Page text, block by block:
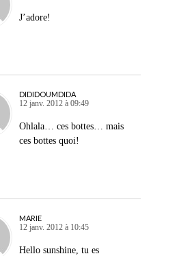
J’adore!
DIDIDOUMDIDA
12 janv. 2012 à 09:49
Ohlala… ces bottes… mais
ces bottes quoi!
MARIE
12 janv. 2012 à 10:45
Hello sunshine, tu es